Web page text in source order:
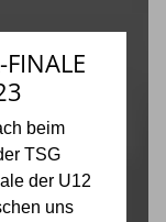
beim
TSG
der U12
uns